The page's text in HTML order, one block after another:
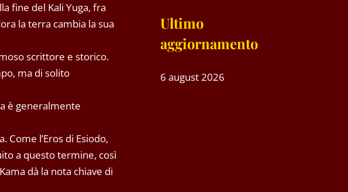
fine del Kali Yuga, fra
la terra cambia la sua
scrittore e storico.
ma di solito
è generalmente
Come l’Eros di Esiodo,
a questo termine, così
dà la nota chiave di
Ultimo
aggiornamento
6 august 2026